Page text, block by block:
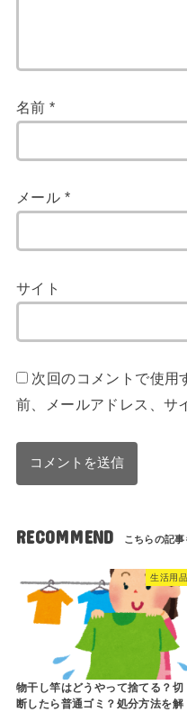
名前*
メール *
サイト
次回のコメントで使用
前、メールアドレス、サ
RECOMMEND
生活用品
物干し竿はどうやって捨てる？切
断したら普通ゴミ？処分方法を解